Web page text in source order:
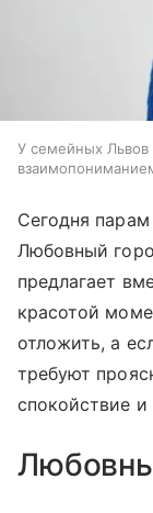
У семейных Львов
Сегодня
Любовный
предлагает
красотой
отложить, а
требуют
спокойствие